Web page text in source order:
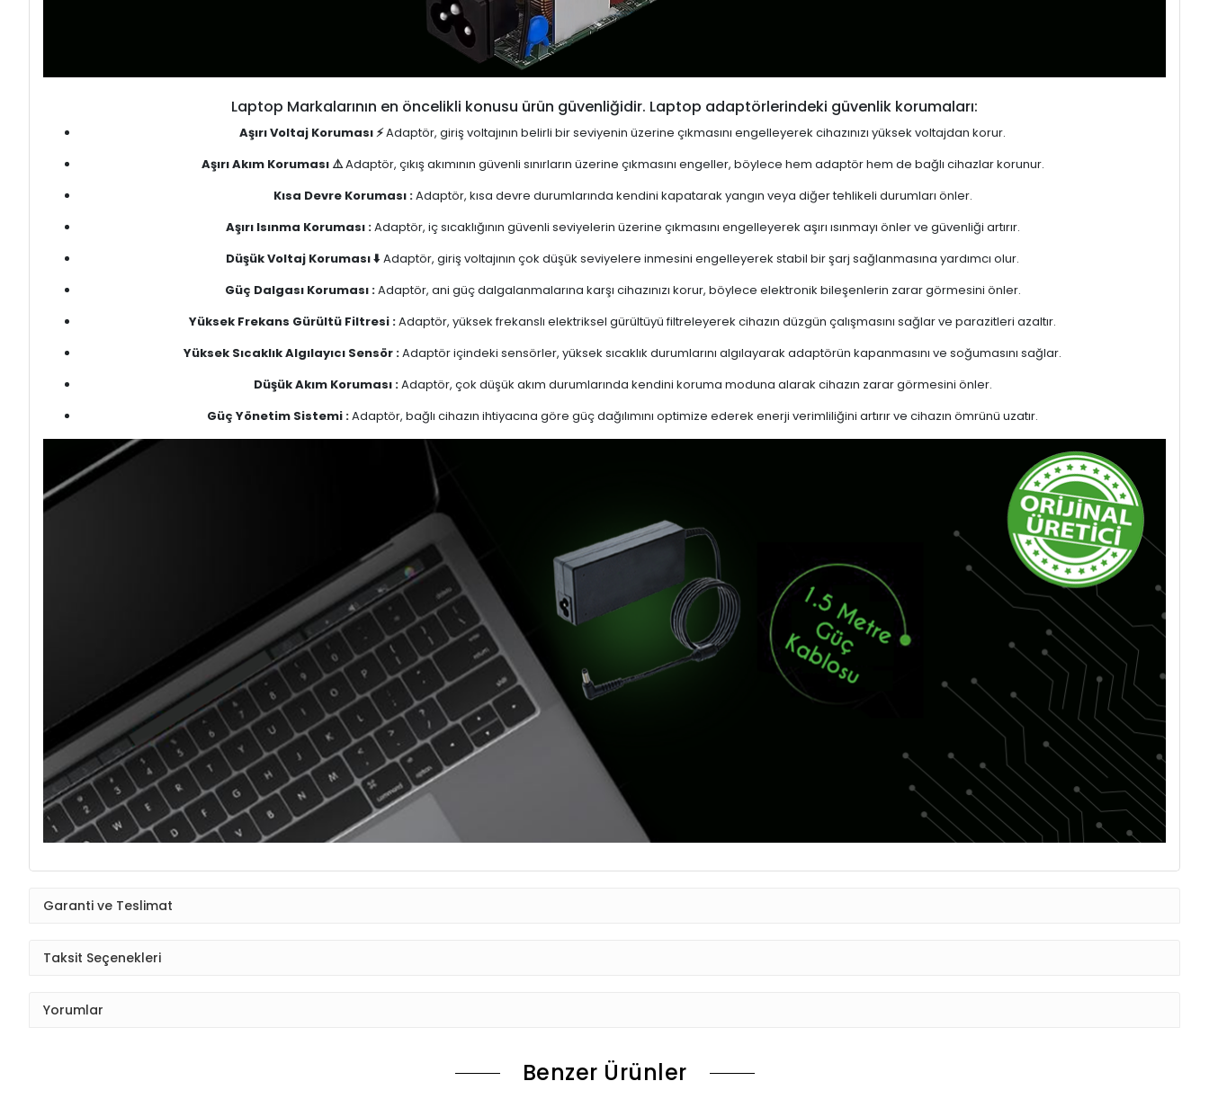
Laptop Markalarının en öncelikli konusu ürün güvenliğidir. Laptop adaptörlerindeki güvenlik korumaları:
Aşırı Voltaj Koruması ⚡Adaptör, giriş voltajının belirli bir seviyenin üzerine çıkmasını engelleyerek cihazınızı yüksek voltajdan korur.
Aşırı Akım Koruması ⚠️Adaptör, çıkış akımının güvenli sınırların üzerine çıkmasını engeller, böylece hem adaptör hem de bağlı cihazlar korunur.
Kısa Devre Koruması :Adaptör, kısa devre durumlarında kendini kapatarak yangın veya diğer tehlikeli durumları önler.
Aşırı Isınma Koruması :Adaptör, iç sıcaklığının güvenli seviyelerin üzerine çıkmasını engelleyerek aşırı ısınmayı önler ve güvenliği artırır.
Düşük Voltaj Koruması ⬇️Adaptör, giriş voltajının çok düşük seviyelere inmesini engelleyerek stabil bir şarj sağlanmasına yardımcı olur.
Güç Dalgası Koruması :Adaptör, ani güç dalgalanmalarına karşı cihazınızı korur, böylece elektronik bileşenlerin zarar görmesini önler.
Yüksek Frekans Gürültü Filtresi :Adaptör, yüksek frekanslı elektriksel gürültüyü filtreleyerek cihazın düzgün çalışmasını sağlar ve parazitleri azaltır.
Yüksek Sıcaklık Algılayıcı Sensör :Adaptör içindeki sensörler, yüksek sıcaklık durumlarını algılayarak adaptörün kapanmasını ve soğumasını sağlar.
Düşük Akım Koruması :Adaptör, çok düşük akım durumlarında kendini koruma moduna alarak cihazın zarar görmesini önler.
Güç Yönetim Sistemi :Adaptör, bağlı cihazın ihtiyacına göre güç dağılımını optimize ederek enerji verimliliğini artırır ve cihazın ömrünü uzatır.
Garanti ve Teslimat
Taksit Seçenekleri
Yorumlar
Benzer Ürünler